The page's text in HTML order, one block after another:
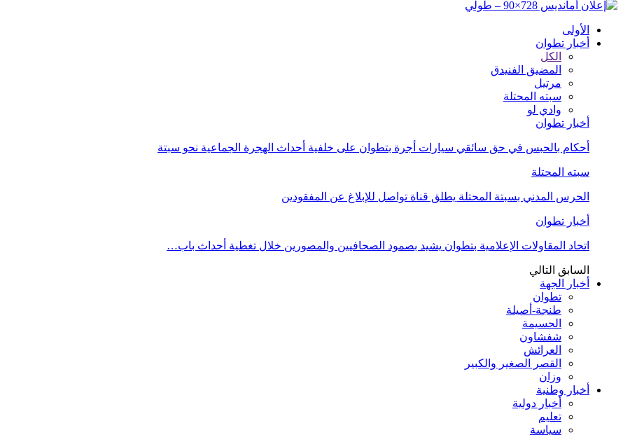
الأولى
أخبار تطوان
الكل
المضيق الفنيدق
مرتيل
سبته المحتلة
وادي لو
أخبار تطوان
أحكام بالحبس في حق سائقي سيارات أجرة بتطوان على خلفية أحداث الهجرة الجماعية نحو سبتة
سبته المحتلة
الحرس المدني بسبتة المحتلة يطلق قناة تواصل للإبلاغ عن المفقودين
أخبار تطوان
اتحاد المقاولات الإعلامية بتطوان يشيد بصمود الصحافيين والمصورين خلال تغطية أحداث باب…
السابق التالي
أخبار الجهة
تطوان
طنجة-أصيلة
الحسيمة
شفشاون
العرائش
القصر الصغير والكبير
وزان
أخبار وطنية
أخبار دولية
تعليم
سياسة